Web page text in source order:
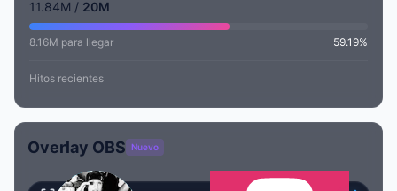
11.84M / 20M
8.16M para llegar 59.19%
Hitos recientes
Overlay OBS Nuevo